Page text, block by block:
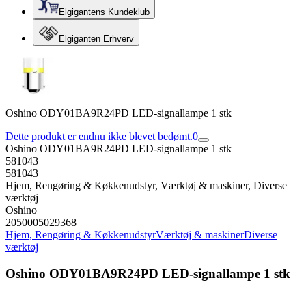
Elgigantens Kundeklub
Elgiganten Erhverv
Oshino OD­Y01BA9R­24PD LED-signallampe 1 stk
Dette produkt er endnu ikke blevet bedømt.0
Oshino OD­Y01BA9R­24PD LED-signallampe 1 stk
581043
581043
Hjem, Rengøring & Køkkenudstyr, Værktøj & maskiner, Diverse
værktøj
Oshino
2050005029368
Hjem, Rengøring & KøkkenudstyrVærktøj & maskinerDiverse
værktøj
Oshino OD­Y01BA9R­24PD LED-signallampe 1 stk